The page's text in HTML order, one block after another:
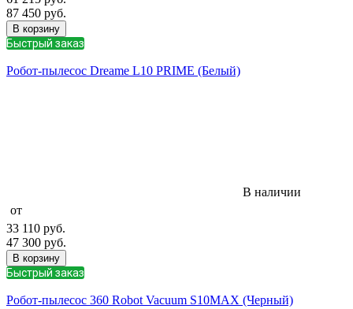
87 450 руб.
В корзину
Быстрый заказ
Робот-пылесос Dreame L10 PRIME (Белый)
В наличии
от
33 110 руб.
47 300 руб.
В корзину
Быстрый заказ
Робот-пылесос 360 Robot Vacuum S10MAX (Черный)